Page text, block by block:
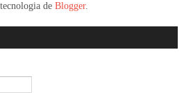
deBlogger.